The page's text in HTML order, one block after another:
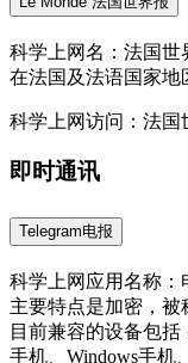
科学上网名：法国世
在法国及法语国家地
科学上网访问：法国
即时通讯
Telegram电报
科学上网应用名称：
主要特点是加密，被
目前兼容的设备包
手机、Windows手机